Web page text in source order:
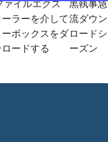
ァイルエクス
ラーを介して
ーボックスをダ
ードする
黒執事急
流ダウン
ロードシ
ーズン